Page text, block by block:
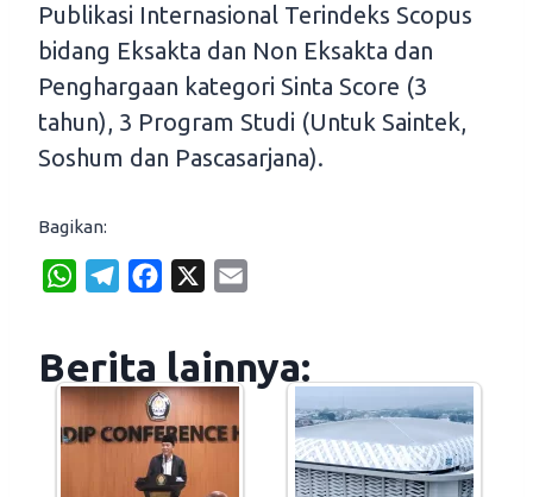
Publikasi Internasional Terindeks Scopus
bidang Eksakta dan Non Eksakta dan
Penghargaan kategori Sinta Score (3
tahun), 3 Program Studi (Untuk Saintek,
Soshum dan Pascasarjana).
Bagikan:
W
t
s
A
e
g
r
e
b
o
o
i
Berita lainnya: